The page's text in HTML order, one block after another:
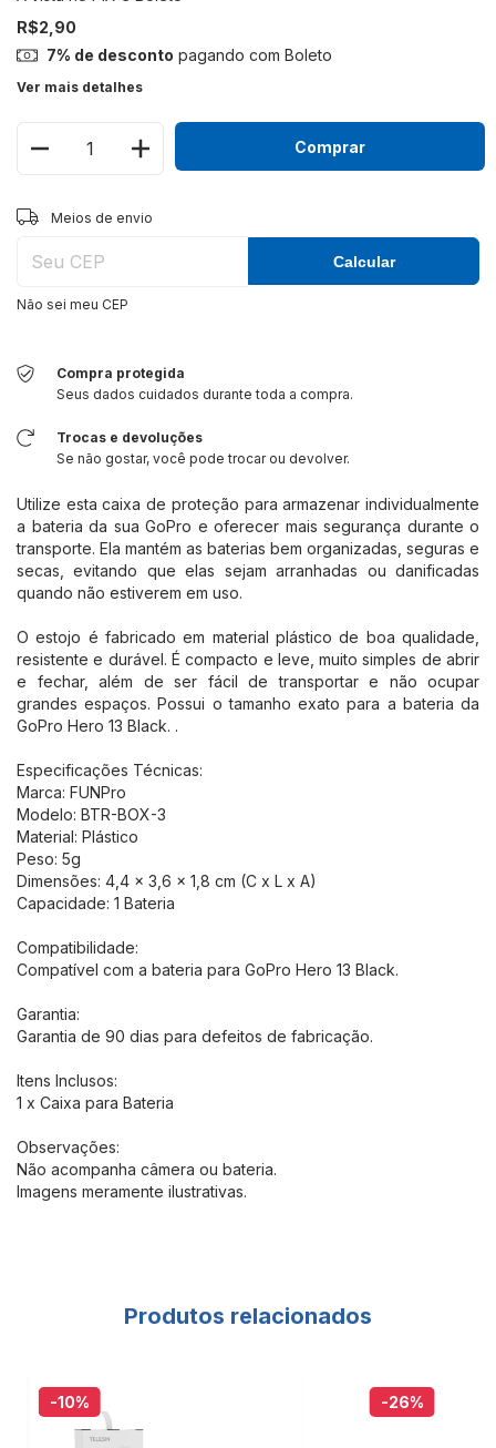
R$2,90
7% de desconto pagando com Boleto
Ver mais detalhes
Entregas para o CEP:
Meios de envio
Calcular
Não sei meu CEP
Compra protegida
Seus dados cuidados durante toda a compra.
Trocas e devoluções
Se não gostar, você pode trocar ou devolver.
Utilize esta caixa de proteção para armazenar individualmente
a bateria da sua GoPro e oferecer mais segurança durante o
transporte. Ela mantém as baterias bem organizadas, seguras e
secas, evitando que elas sejam arranhadas ou danificadas
quando não estiverem em uso.
O estojo é fabricado em material plástico de boa qualidade,
resistente e durável. É compacto e leve, muito simples de abrir
e fechar, além de ser fácil de transportar e não ocupar
grandes espaços. Possui o tamanho exato para a bateria da
GoPro Hero 13 Black. .
Especificações Técnicas:
Marca: FUNPro
Modelo: BTR-BOX-3
Material: Plástico
Peso: 5g
Dimensões: 4,4 x 3,6 x 1,8 cm (C x L x A)
Capacidade: 1 Bateria
Compatibilidade:
Compatível com a bateria para GoPro Hero 13 Black.
Garantia:
Garantia de 90 dias para defeitos de fabricação.
Itens Inclusos:
1 x Caixa para Bateria
Observações:
Não acompanha câmera ou bateria.
Imagens meramente ilustrativas.
Produtos relacionados
-10% -26%